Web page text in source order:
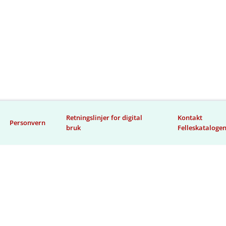
Personvern
Retningslinjer for digital
bruk
Kontakt
Felleskatalogen